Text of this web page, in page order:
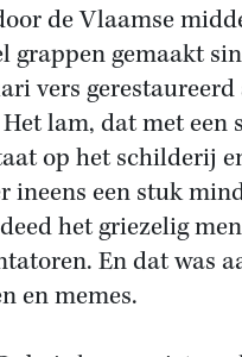
de Vlaamse
grappen gemaakt
vers
lam, dat met
op het schilderij
ineens een stuk
het griezelig
En dat was
en memes.